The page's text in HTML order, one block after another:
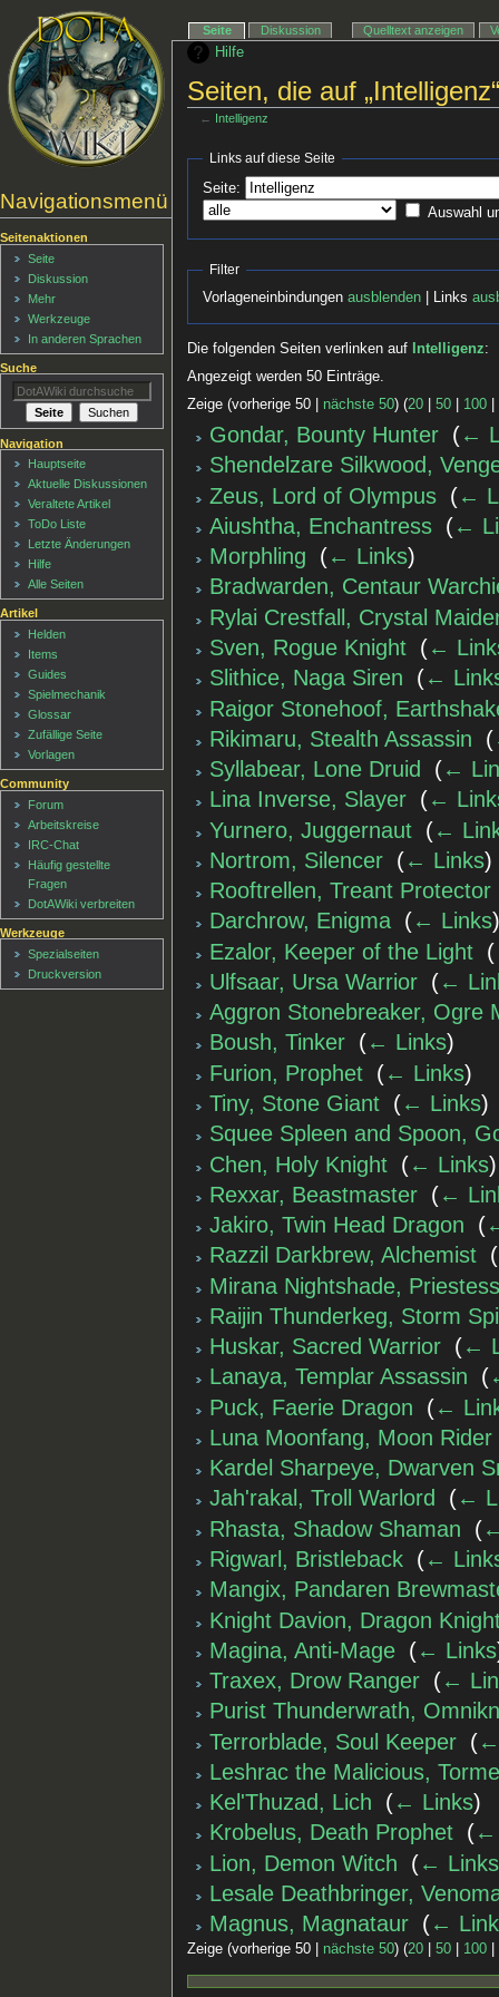
Hilfe
Seiten, die auf
← Intelligenz
Links auf diese Seite
Seite:
Auswahl
Filter
Vorlageneinbindungen ausblenden| Links
Die folgenden Seiten verlinken auf Intelligenz:
Angezeigt werden 50 Einträge.
Zeige (vorherige 50 | nächste 50) (20 |50 100
Gondar, Bounty Hunter (←
Shendelzare Silkwood,
Zeus, Lord of Olympus (←
Aiushtha, Enchantress (←
Morphling
(← Links)
Bradwarden, Centaur
Rylai Crestfall, Crystal
Sven, Rogue Knight (←
Slithice, Naga Siren
(←
Raigor Stonehoof,
Rikimaru, Stealth Assassin
(
Syllabear, Lone Druid
(←
Lina Inverse, Slayer (←
Yurnero, Juggernaut (←
Nortrom, Silencer (← Links)
Rooftrellen, Treant Protector
Darchrow, Enigma (← Links
Ezalor, Keeper of the Light (
Ulfsaar, Ursa Warrior (←
Aggron Stonebreaker, Ogre
Boush, Tinker (← Links)
Furion, Prophet (← Links)
Tiny, Stone Giant (← Links)
Squee Spleen and Spoon,
Chen, Holy Knight (← Links)
Rexxar, Beastmaster (←
Jakiro, Twin Head Dragon
(
Razzil Darkbrew, Alchemist (
Mirana Nightshade,
Raijin Thunderkeg, Storm
Huskar, Sacred Warrior (←
Lanaya, Templar Assassin
(
Puck, Faerie Dragon
(←
Luna Moonfang, Moon Rider
Kardel Sharpeye, Dwarven
Jah'rakal, Troll Warlord
(←
Rhasta, Shadow Shaman
(
Rigwarl, Bristleback (←
Mangix, Pandaren
Knight Davion, Dragon
Magina, Anti-Mage (← Links
Traxex, Drow Ranger (←
Purist Thunderwrath,
Terrorblade, Soul Keeper (
Leshrac the Malicious,
Kel'Thuzad, Lich
(← Links)
Krobelus, Death Prophet (←
Lion, Demon Witch
(← Links
Lesale Deathbringer,
Magnus, Magnataur (←
Zeige (vorherige 50 | nächste 50) (20 |50 100
Navigationsmenü
Seite Diskussion Quelltext anzeigen
Seitenaktionen
Seite
Diskussion
Mehr
Werkzeuge
In anderen Sprachen
Suche
Navigation
Hauptseite
Aktuelle Diskussionen
Veraltete Artikel
ToDo Liste
Letzte Änderungen
Hilfe
Alle Seiten
Artikel
Helden
Items
Guides
Spielmechanik
Glossar
Zufällige Seite
Vorlagen
Community
Forum
Arbeitskreise
IRC-Chat
Häufig gestellte
Fragen
DotAWiki verbreiten
Werkzeuge
Spezialseiten
Druckversion